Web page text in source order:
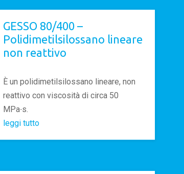
GESSO 80/400 –
Polidimetilsilossano lineare
non reattivo
È un polidimetilsilossano lineare, non
reattivo con viscosità di circa 50
MPa∙s.
leggi tutto